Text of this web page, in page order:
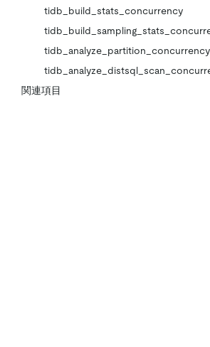
tidb_build_stats_concurrency
tidb_analyze_partition_concurrency
関連項目